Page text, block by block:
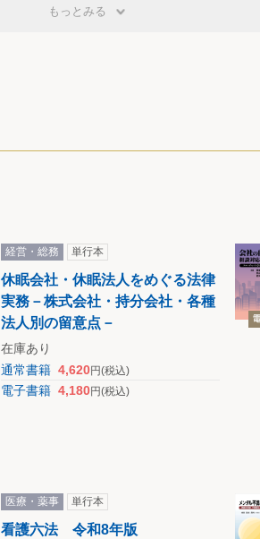
もっとみる
経営・総務 単行本
休眠会社・休眠法人をめぐる法律
実務－株式会社・持分会社・各種
法人別の留意点－
在庫あり
通常書籍 4,620円(税込)
電子書籍 4,180円(税込)
医療・薬事 単行本
看護六法 令和8年版